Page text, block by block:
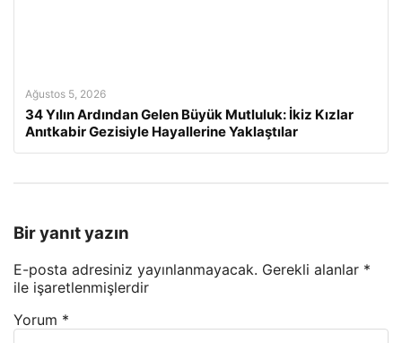
Ağustos 5, 2026
34 Yılın Ardından Gelen Büyük Mutluluk: İkiz Kızlar
Anıtkabir Gezisiyle Hayallerine Yaklaştılar
Bir yanıt yazın
E-posta adresiniz yayınlanmayacak. Gerekli alanlar *
ile işaretlenmişlerdir
Yorum *